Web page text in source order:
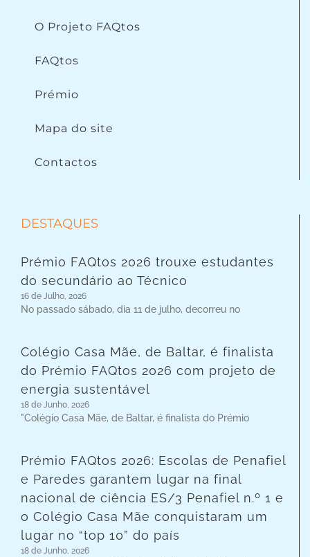
O Projeto FAQtos
FAQtos
Prémio
Mapa do site
Contactos
DESTAQUES
Prémio FAQtos 2026 trouxe estudantes
do secundário ao Técnico
16 de Julho, 2026
No passado sábado, dia 11 de julho, decorreu no
Colégio Casa Mãe, de Baltar, é finalista
do Prémio FAQtos 2026 com projeto de
energia sustentável
18 de Junho, 2026
"Colégio Casa Mãe, de Baltar, é finalista do Prémio
Prémio FAQtos 2026: Escolas de Penafiel
e Paredes garantem lugar na final
nacional de ciência ES/3 Penafiel n.º 1 e
o Colégio Casa Mãe conquistaram um
lugar no “top 10” do país
18 de Junho, 2026